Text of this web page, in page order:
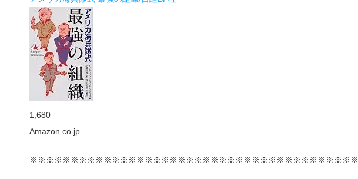
1,680
Amazon.co.jp
※※※※※※※※※※※※※※※※※※※※※※※※※※※※※※※※※※※※※※※※